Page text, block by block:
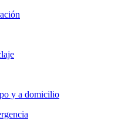
y a domicilio